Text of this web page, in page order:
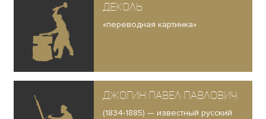
Деколь
«переводная картинка»
Джогин Павел Павлович
(1834-1885) — известный русский